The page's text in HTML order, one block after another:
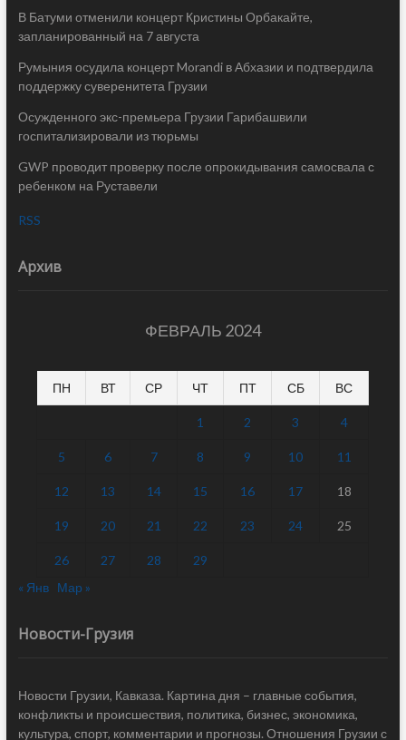
В Батуми отменили концерт Кристины Орбакайте,
запланированный на 7 августа
Румыния осудила концерт Morandi в Абхазии и подтвердила
поддержку суверенитета Грузии
Осужденного экс-премьера Грузии Гарибашвили
госпитализировали из тюрьмы
GWP проводит проверку после опрокидывания самосвала с
ребенком на Руставели
RSS
Архив
ФЕВРАЛЬ 2024
ПН ВТ СР ЧТ ПТ СБ ВС
1 2 3 4
5 6 7 8 9 10 11
12 13 14 15 16 17 18
19 20 21 22 23 24 25
26 27 28
29
« Янв
Мар »
Новости-Грузия
Новости Грузии, Кавказа. Картина дня – главные события,
конфликты и происшествия, политика, бизнес, экономика,
культура, спорт, комментарии и прогнозы. Отношения Грузии с